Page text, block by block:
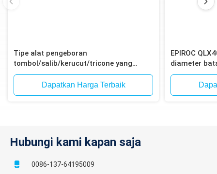
Tipe alat pengeboran
tombol/salib/kerucut/tricone yang
efisien untuk pengeboran dengan palu
ke dalam lubang
Dapatkan Harga Terbaik
EPIROC
diameter
12-Spline
ledakan bijih
Hubungi kami kapan saja
0086-137-64195009